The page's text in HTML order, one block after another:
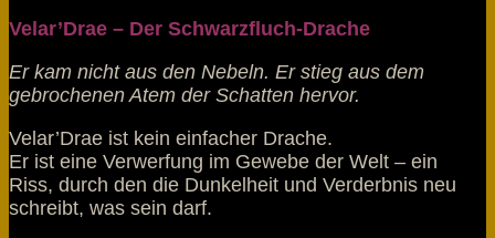
Velar’Drae – Der Schwarzfluch-Drache
Er kam nicht aus den Nebeln. Er stieg aus dem
gebrochenen Atem der Schatten hervor.
Velar’Drae ist kein einfacher Drache.
Er ist eine Verwerfung im Gewebe der Welt – ein
Riss, durch den die Dunkelheit und Verderbnis neu
schreibt, was sein darf.